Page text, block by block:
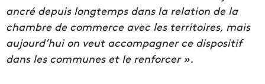
ancré depuis longtemps dans la relation de la
chambre de commerce avec les territoires, mais
aujourd’hui on veut accompagner ce dispositif
dans les communes et le renforcer ».